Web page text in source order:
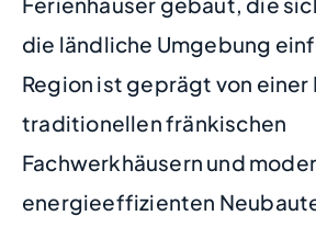
die ländliche Umgebung
Region ist geprägt von einer
traditionellen fränkischen
Fachwerkhäusern und
energieeffizienten